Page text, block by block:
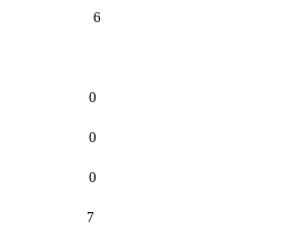
6
0
0
0
7